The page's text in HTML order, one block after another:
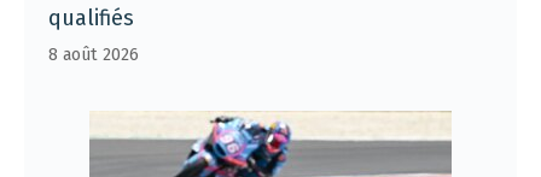
qualifiés
8 août 2026